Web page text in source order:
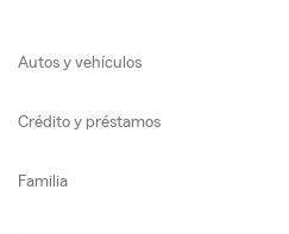
Autos y vehículos
Crédito y préstamos
Familia